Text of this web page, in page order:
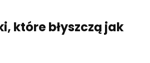
które błyszczą jak